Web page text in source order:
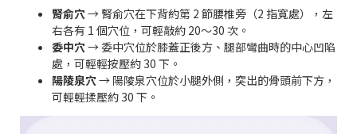
腎俞穴 → 腎俞穴在下背約第 2 節腰椎旁（2 指寬處），左
右各有 1 個穴位，可輕敲約 20～30 次。
委中穴 → 委中穴位於膝蓋正後方、腿部彎曲時的中心凹陷
處，可輕輕按壓約 30 下。
陽陵泉穴 → 陽陵泉穴位於小腿外側，突出的骨頭前下方，
可輕輕揉壓約 30 下。